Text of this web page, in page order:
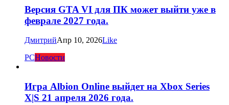
Версия GTA VI для ПК может выйти уже в
феврале 2027 года.
ДмитрийАпр 10, 2026Like
PCНовости
Игра Albion Online выйдет на Xbox Series
X|S 21 апреля 2026 года.